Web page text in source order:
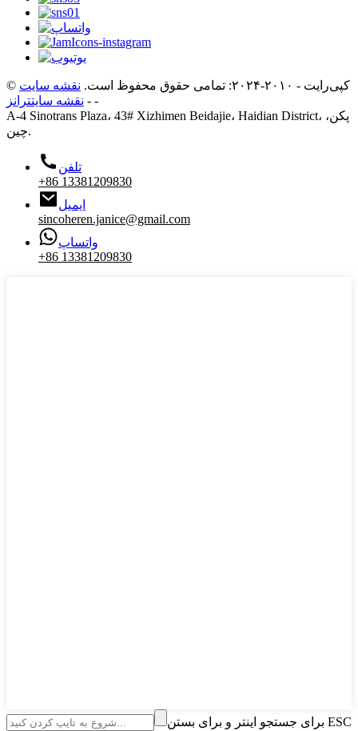
© کپی‌رایت - ۲۰۱۰-۲۰۲۴: تمامی حقوق محفوظ است.
نقشه سایت
- نقشه سایتترانز
-
A-4 Sinotrans Plaza، 43# Xizhimen Beidajie، Haidian District، پکن،
چین.
تلفن
‎+86 13381209830‎
ایمیل
sincoheren.janice@gmail.com
واتساپ
‎+86 13381209830‎
برای جستجو اینتر و برای بستن ESC